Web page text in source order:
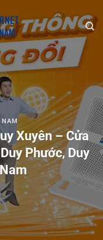
NAM
Xuyên – Cửa
Phước, Duy